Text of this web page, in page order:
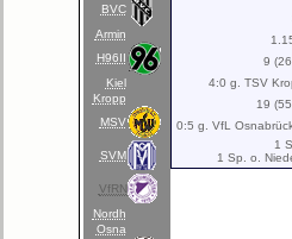
BVC
Armin
H96II
Kiel
Kropp
MSV
SVM
VfRN
Nordh
Osna
9
4:0 g. TSV
19
0:5 g. VfL
1
1 Sp. o.